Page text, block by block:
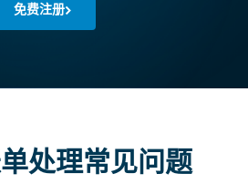
免费注册
处理常见问题